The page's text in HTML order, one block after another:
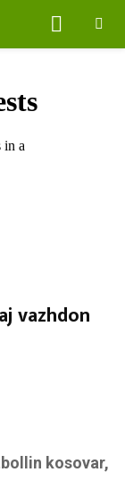
vazhdon
kosovar,